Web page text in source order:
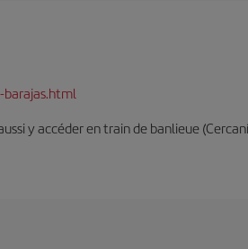
y accéder en train de banlieue